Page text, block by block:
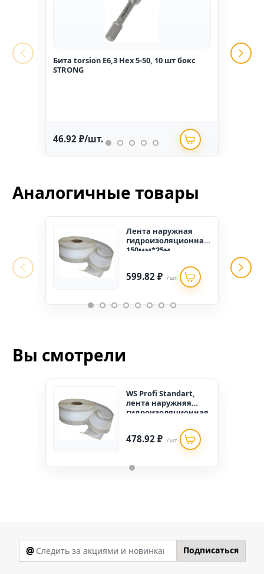
Бита torsion E6,3 Hex 5-50, 10 шт бокс
STRONG
46.92 ₽/шт.
Аналогичные товары
Лента наружная
гидроизоляционная
150мм*25м
599.82 ₽ / шт.
Вы смотрели
WS Profi Standart,
лента наружняя
гидроизоляционная
25 м (1 упак. - 75 п.м.)
478.92 ₽ / шт.
@ Подписаться